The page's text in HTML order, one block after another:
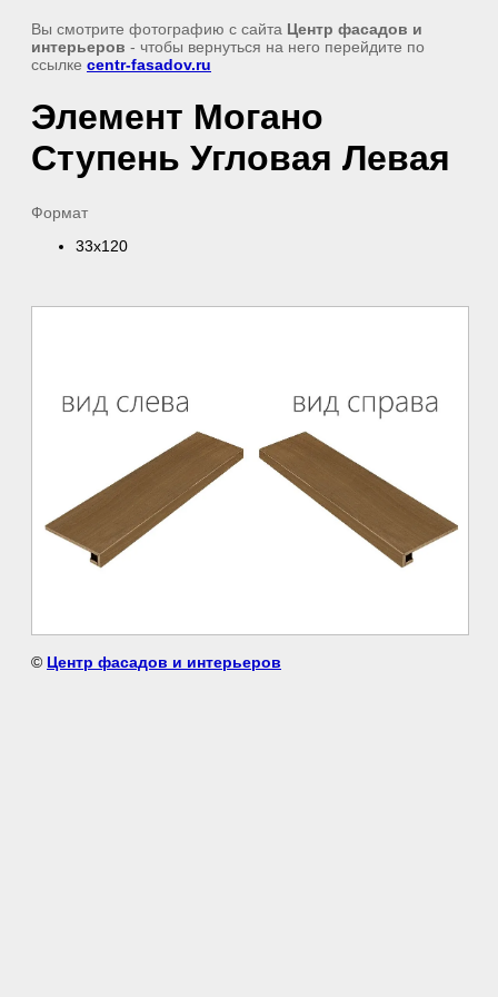
Вы смотрите фотографию с сайта Центр фасадов и
интерьеров - чтобы вернуться на него перейдите по
ссылке centr-fasadov.ru
Элемент Могано
Ступень Угловая Левая
Формат
33x120
© Центр фасадов и интерьеров